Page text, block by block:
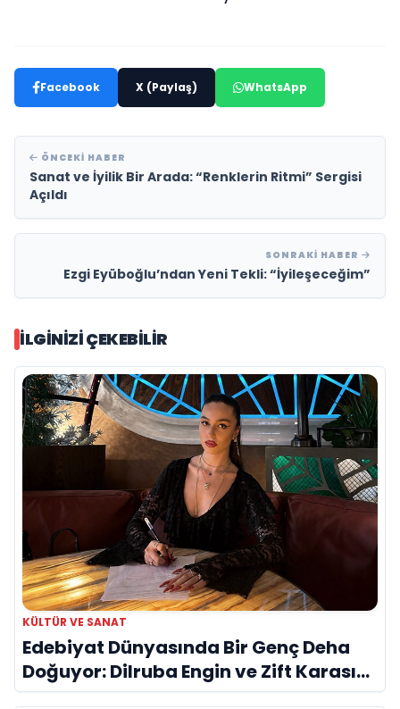
Facebook X (Paylaş) WhatsApp
ÖNCEKI HABER
Sanat ve İyilik Bir Arada: “Renklerin Ritmi” Sergisi
Açıldı
SONRAKI HABER
Ezgi Eyüboğlu’ndan Yeni Tekli: “İyileşeceğim”
İLGINIZI ÇEKEBILIR
KÜLTÜR VE SANAT
Edebiyat Dünyasında Bir Genç Deha
Doğuyor: Dilruba Engin ve Zift Karası
Evreni ‘AVENOİR’